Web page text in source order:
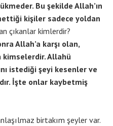
Bu şekilde Allah’ın
kişiler sadece yoldan
çıkanlar kimlerdir?
Allah’a karşı olan,
kimselerdir. Allahü
istediği şeyi kesenler ve
İşte onlar kaybetmiş
birtakım şeyler var.